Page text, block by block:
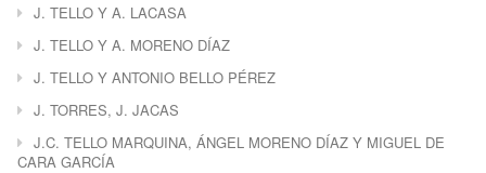
J. TELLO Y A. LACASA
J. TELLO Y A. MORENO DÍAZ
J. TELLO Y ANTONIO BELLO PÉREZ
J. TORRES, J. JACAS
J.C. TELLO MARQUINA, ÁNGEL MORENO DÍAZ Y MIGUEL DE
CARA GARCÍA